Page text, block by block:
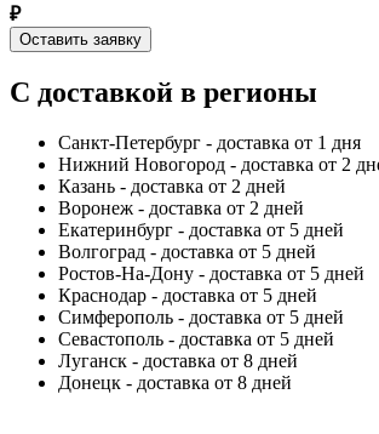
₽
Оставить заявку
С доставкой в регионы
Санкт-Петербург - доставка от 1 дня
Нижний Новогород - доставка от 2
Казань - доставка от 2 дней
Воронеж - доставка от 2 дней
Екатеринбург - доставка от 5 дней
Волгоград - доставка от 5 дней
Ростов-На-Дону - доставка от 5 дней
Краснодар - доставка от 5 дней
Симферополь - доставка от 5 дней
Севастополь - доставка от 5 дней
Луганск - доставка от 8 дней
Донецк - доставка от 8 дней